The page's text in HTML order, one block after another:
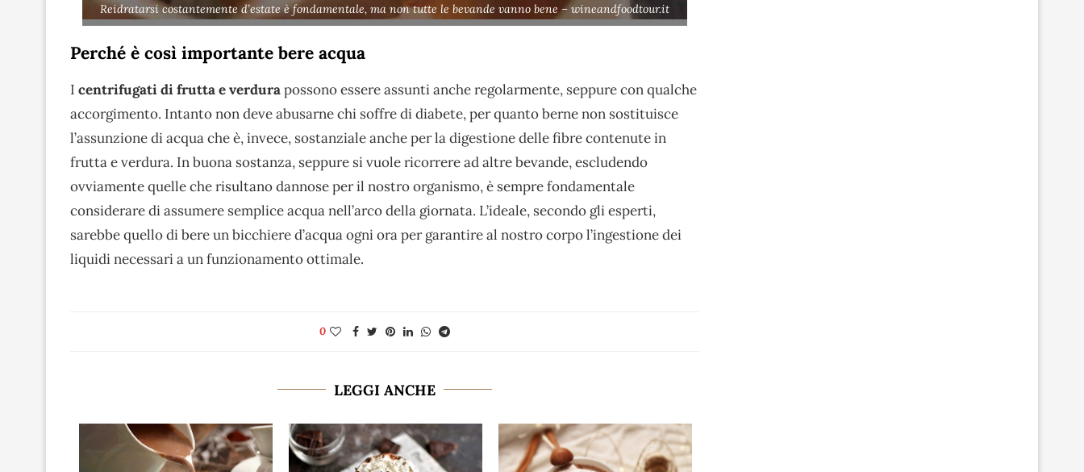
Reidratarsi costantemente d’estate è fondamentale, ma non tutte le bevande vanno bene – wineandfoodtour.it
Perché è così importante bere acqua
I centrifugati di frutta e verdurapossono essere assunti anche regolarmente, seppure con qualche
accorgimento. Intanto non deve abusarne chi soffre di diabete, per quanto berne non sostituisce
l’assunzione di acqua che è, invece, sostanziale anche per la digestione delle fibre contenute in
frutta e verdura. In buona sostanza, seppure si vuole ricorrere ad altre bevande, escludendo
ovviamente quelle che risultano dannose per il nostro organismo, è sempre fondamentale
considerare di assumere semplice acqua nell’arco della giornata. L’ideale, secondo gli esperti,
sarebbe quello di bere un bicchiere d’acqua ogni ora per garantire al nostro corpo l’ingestione dei
liquidi necessari a un funzionamento ottimale.
0
LEGGI ANCHE